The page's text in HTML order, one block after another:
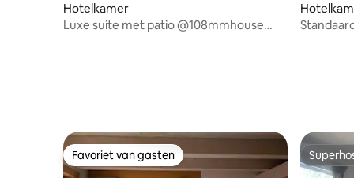
Hotelkamer
Luxe suite met patio @108mmhouse
Favoriet van gasten
Favoriet van gasten